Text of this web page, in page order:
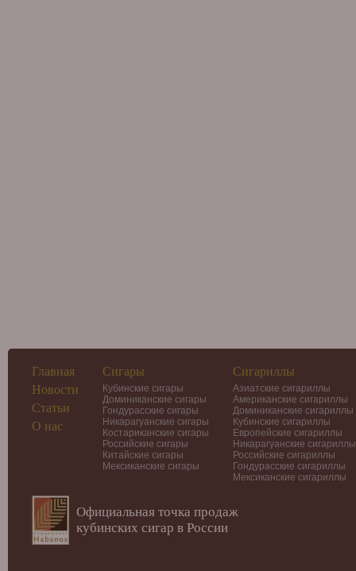
Главная
Новости
Статьи
О нас
Сигары
Кубинские сигары
Доминиканские сигары
Гондурасские сигары
Никарагуанские сигары
Костариканские сигары
Российские сигары
Китайские сигары
Мексиканские сигары
Сигариллы
Азиатские сигариллы
Американские сигариллы
Доминиканские сигариллы
Кубинские сигариллы
Европейские сигариллы
Никарагуанские сигариллы
Российские сигариллы
Гондурасские сигариллы
Мексиканские сигариллы
Официальная точка продаж
кубинских сигар в России